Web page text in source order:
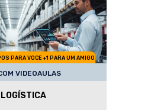
PARA VOCE +1 PARA UM AMIGO
VIDEOAULAS